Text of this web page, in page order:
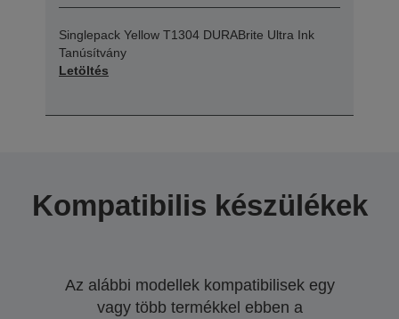
Singlepack Yellow T1304 DURABrite Ultra Ink
Tanúsítvány
Letöltés
Kompatibilis készülékek
Az alábbi modellek kompatibilisek egy
vagy több termékkel ebben a